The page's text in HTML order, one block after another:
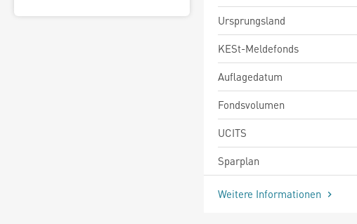
Ursprungsland
KESt-Meldefonds
Auflagedatum
Fondsvolumen
UCITS
Sparplan
Weitere Informationen